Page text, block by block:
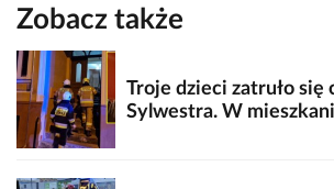
Zobacz także
Troje dzieci zatruło się
Sylwestra. W